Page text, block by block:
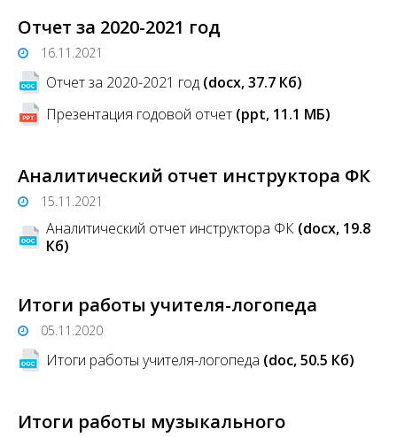
Отчет за 2020-2021 год
16.11.2021
Отчет за 2020-2021 год (docx, 37.7 Кб)
Презентация годовой отчет (ppt, 11.1 MБ)
Аналитический отчет инструктора ФК
15.11.2021
Аналитический отчет инструктора ФК (docx, 19.8
Кб)
Итоги работы учителя-логопеда
05.11.2020
Итоги работы учителя-логопеда (doc, 50.5 Кб)
Итоги работы музыкального